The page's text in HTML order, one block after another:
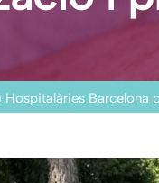
Hospitalàries Barcelona